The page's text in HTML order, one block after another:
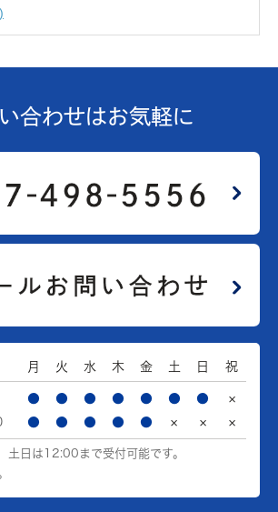
合わせはお気軽に
月 火 水 木 金 土 日 祝
● ● ● ● ● ● ●
×
● ● ● ● ● × × ×
土日は12:00まで受付可能です。